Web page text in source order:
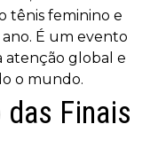
tênis feminino e
É um evento
atenção global e
o mundo.
Finais